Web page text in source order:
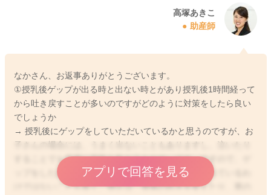
2026/2/26 6:24
高塚あきこ
助産師
なかさん、お返事ありがとうございます。
①授乳後ゲップが出る時と出ない時とがあり授乳後1時間経って
から吐き戻すことが多いのですがどのように対策をしたら良い
でしょうか
→ 授乳後にゲップをしていただいているかと思うのですが、お
子さんの場合には、うまく出ないこともありますし、泣いたり
することでも容易に空気を飲み込みやすいです。ですので、ゲ
ップをしたはずなのに、胃の中の空気が全て排出されているわ
けではないことも多く、例えば、身体の向きを変えたり、胃の
アプリで回答を見る